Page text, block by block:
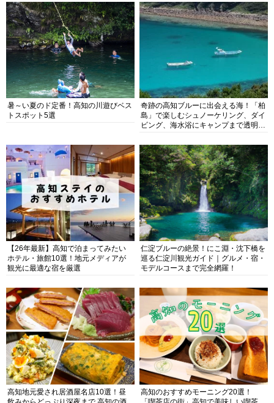
暑～い夏のド定番！高知の川遊びベス
トスポット5選
奇跡の高知ブルーに出会える海！「柏
島」で楽しむシュノーケリング、ダイ
ビング、海水浴にキャンプまで透明度
【26年最新】高知で泊まってみたい
ホテル・旅館10選！地元メディアが
観光に最適な宿を厳選
仁淀ブルーの絶景！にこ淵・沈下橋を
巡る仁淀川観光ガイド｜グルメ・宿・
モデルコースまで完全網羅！
高知地元愛され居酒屋名店10選！昼
高知のおすすめモーニング20選！